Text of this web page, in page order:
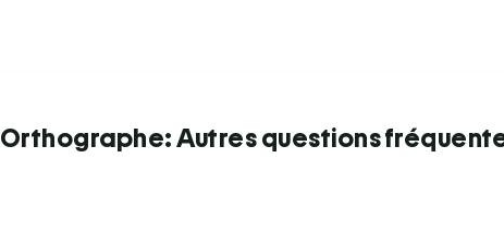
Orthographe: Autres questions